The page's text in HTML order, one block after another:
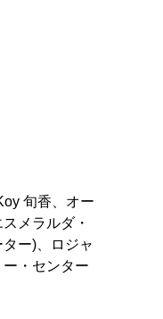
旬香、オー
メラルダ・
ー)、ロジャ
・センター